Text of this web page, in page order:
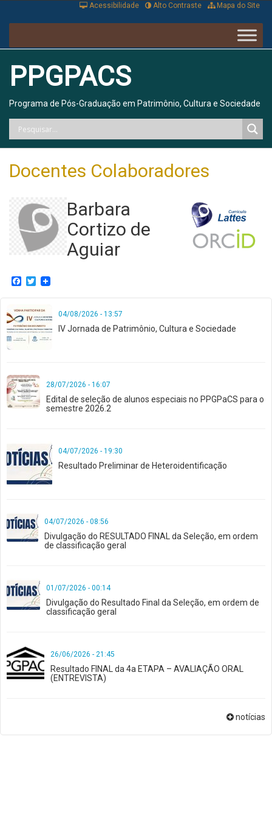
Mapa do Site
Alto Contraste
Acessibilidade
PPGPACS
Programa de Pós-Graduação em Patrimônio, Cultura e Sociedade
Docentes Colaboradores
Barbara
Cortizo de
Aguiar
Facebook
Twitter
04/08/2026 - 13:57
IV Jornada de Patrimônio, Cultura e Sociedade
28/07/2026 - 16:07
Edital de seleção de alunos especiais no PPGPaCS para o
semestre 2026.2
04/07/2026 - 19:30
Resultado Preliminar de Heteroidentificação
04/07/2026 - 08:56
Divulgação do RESULTADO FINAL da Seleção, em ordem
de classificação geral
01/07/2026 - 00:14
Divulgação do Resultado Final da Seleção, em ordem de
classificação geral
26/06/2026 - 21:45
Resultado FINAL da 4a ETAPA – AVALIAÇÃO ORAL
(ENTREVISTA)
notícias